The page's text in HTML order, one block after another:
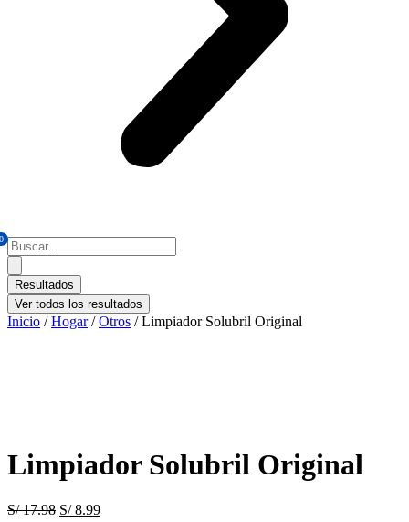
0 Search
...
Resultados
Ver todos los resultados
Inicio /Hogar/Otros / Limpiador Solubril Original
Limpiador Solubril Original
S/17.98 El
S/8.99